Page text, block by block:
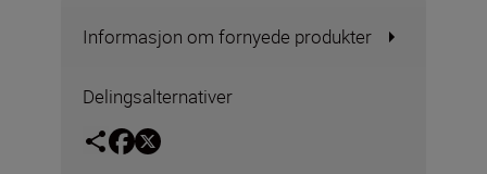
Informasjon om fornyede produkter
Delingsalternativer